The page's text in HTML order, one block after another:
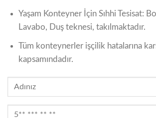
Yaşam Konteyner İçin Sıhhi Tesisat:
Lavabo, Duş teknesi, takılmaktadır.
Tüm konteynerler işçilik hatalarına
kapsamındadır.